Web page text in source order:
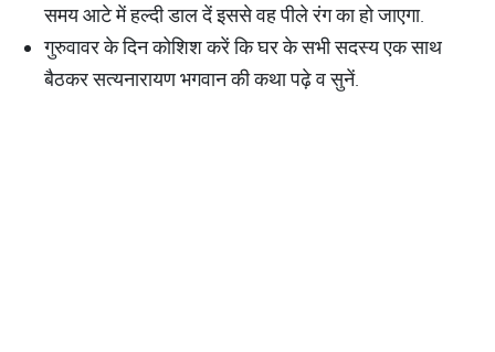
समय आटे में ​हल्दी डाल दें इससे वह पीले रंग का हो जाएगा.
गुरुवावर के दिन कोशिश करें कि घर के सभी सदस्य एक साथ
बैठकर सत्यनारायण भगवान की कथा पढ़े व सुनें.